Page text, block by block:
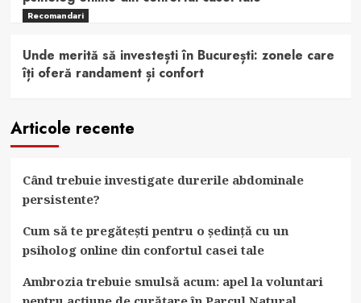
Recomandari
Unde merită să investești în București: zonele care
îți oferă randament și confort
Articole recente
Când trebuie investigate durerile abdominale
persistente?
Cum să te pregătești pentru o ședință cu un
psiholog online din confortul casei tale
Ambrozia trebuie smulsă acum: apel la voluntari